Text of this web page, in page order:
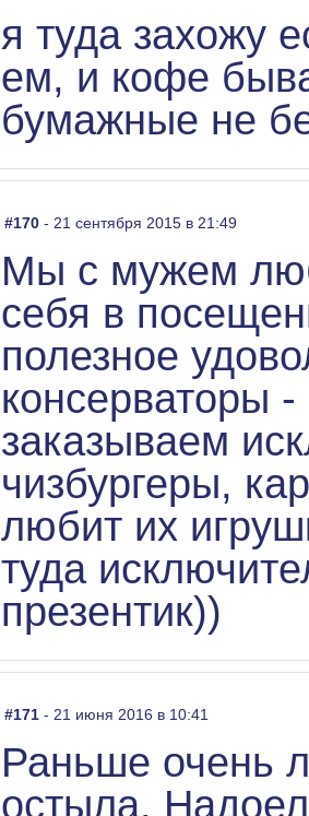
я туда захожу
ем, и кофе
бумажные не
#170 - 21 сентября 2015 в 21:49
Мы с мужем
себя в
полезное
консерваторы
заказываем
чизбургеры,
любит их
туда
презентик))
#171 - 21 июня 2016 в 10:41
Раньше очень
остыла.